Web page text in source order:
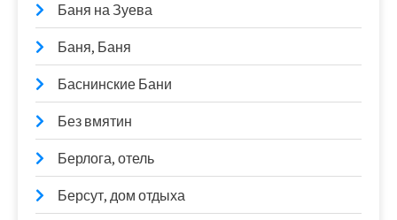
Баня на Зуева
Баня, Баня
Баснинские Бани
Без вмятин
Берлога, отель
Берсут, дом отдыха